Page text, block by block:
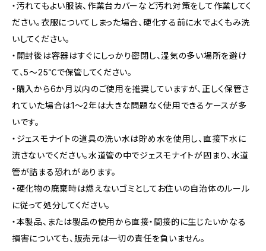
・汚れてもよい服装、作業台カバーなど汚れ対策をして作業してく
ださい。衣服についてしまった場合、硬化する前に水でよくもみ洗
いしてください。
・開封後は容器はすぐにしっかり密閉し、湿気の多い場所を避け
て、5～25℃で保管してください。
・購入から6か月以内のご使用を推奨していますが、正しく保管さ
れていた場合は1～2年は大きな問題なく使用できるケースが多
いです。
・ジェスモナイトの道具の洗い水は貯め水を使用し、直接下水に
流さないでください。水道管の中でジェスモナイトが固まり、水道
管が詰まる恐れがあります。
・硬化物の廃棄時は燃えないゴミとしてお住いの自治体のルール
に従って処分してください。
・本製品、または製品の使用から直接・間接的に生じたいかなる
損害についても、販売元は一切の責任を負いません。